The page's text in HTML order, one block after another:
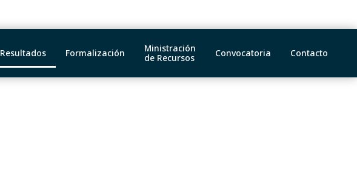
Resultados Formalización
Ministración
de Recursos
Convocatoria Contacto